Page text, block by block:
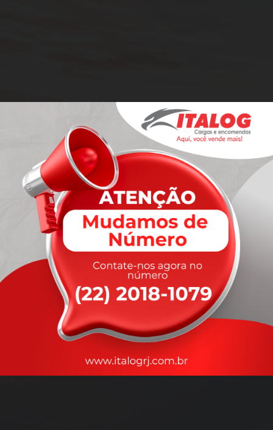
rapidez
que você precisa,
com a qualidade que vocêmerece.
Nossos motoristas são treinados para garantir a máxima
durante o transporte, com rastreamento em tempo real.